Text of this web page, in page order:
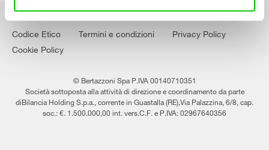
Codice Etico Termini e condizioni
Privacy Policy
Cookie Policy
© Bertazzoni Spa P.IVA 00140710351
Società sottoposta alla attività di direzione e coordinamento da parte
diBilancia Holding S.p.a., corrente in Guastalla (RE),Via Palazzina, 6/8, cap.
soc.: €. 1.500.000,00 int. vers.C.F. e P.IVA: 02967640356